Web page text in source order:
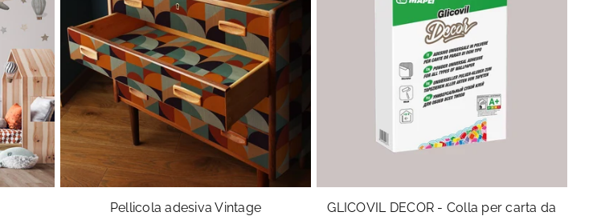
Pellicola adesiva Vintage
GLICOVIL DECOR - Colla per carta da